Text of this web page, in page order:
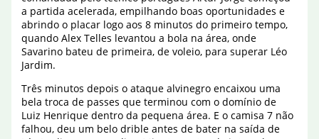
a partida acelerada, empilhando boas oportunidades e
abrindo o placar logo aos 8 minutos do primeiro tempo,
quando Alex Telles levantou a bola na área, onde
Savarino bateu de primeira, de voleio, para superar Léo
Jardim.
Três minutos depois o ataque alvinegro encaixou uma
bela troca de passes que terminou com o domínio de
Luiz Henrique dentro da pequena área. E o camisa 7 não
falhou, deu um belo drible antes de bater na saída de